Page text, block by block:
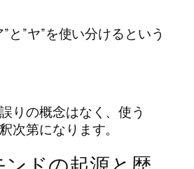
と”ヤ”を使い分けるという
りの概念はなく、使う
次第になります。